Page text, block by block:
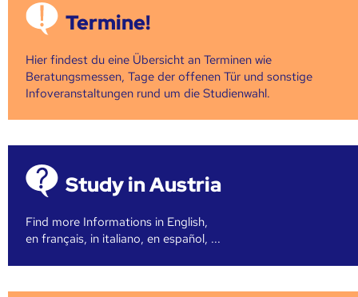
Termine!
Hier findest du eine Übersicht an Terminen wie
Beratungsmessen, Tage der offenen Tür und sonstige
Infoveranstaltungen rund um die Studienwahl.
Study in Austria
Find more Informations in English,
en français, in italiano, en español, ...